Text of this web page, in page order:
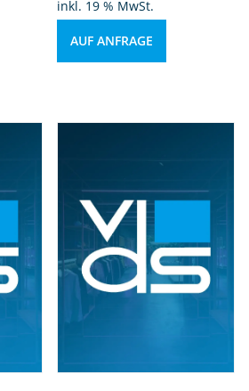
inkl. 19 % MwSt.
AUF ANFRAGE